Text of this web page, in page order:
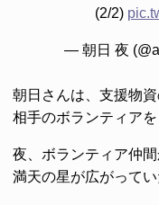
(2/2)
— 朝日 夜
朝日さんは、支援物
相手のボランティアを
夜、ボランティア仲
満天の星が広がってい